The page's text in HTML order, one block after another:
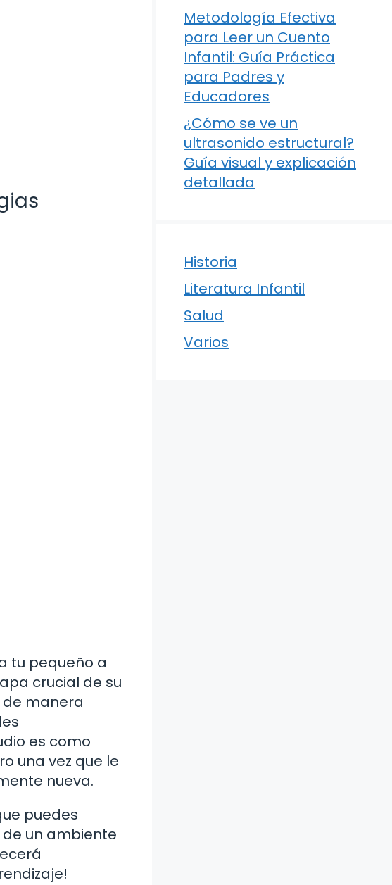
tu pequeño a
crucial de su
manera
es como
una vez que le
nueva.
puedes
un ambiente
Metodología Efectiva
para Leer un Cuento
Infantil: Guía Práctica
para Padres y
Educadores
¿Cómo se ve un
ultrasonido estructural?
Guía visual y explicación
detallada
Historia
Literatura Infantil
Salud
Varios